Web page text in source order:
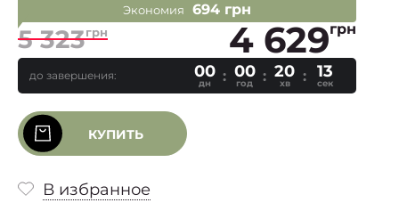
Экономия 694 грн
5 323грн 4 629грн
до завершения: 00
дн
00
год
20
хв
13
сек
КУПИТЬ
В избранное